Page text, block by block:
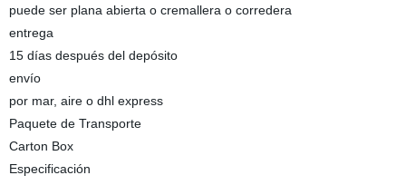
puede ser plana abierta o cremallera o corredera
entrega
15 días después del depósito
envío
por mar, aire o dhl express
Paquete de Transporte
Carton Box
Especificación